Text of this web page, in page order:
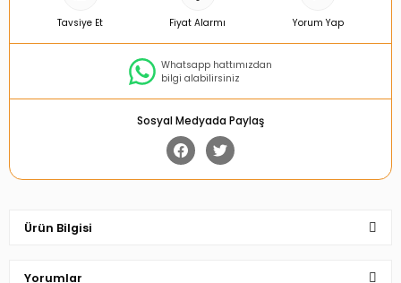
Tavsiye Et Fiyat Alarmı Yorum Yap
Whatsapp hattımızdan
bilgi alabilirsiniz
Sosyal Medyada Paylaş
Ürün Bilgisi
Yorumlar